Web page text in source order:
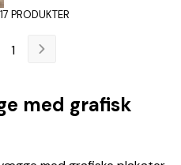
PRODUKTER
1
med grafisk